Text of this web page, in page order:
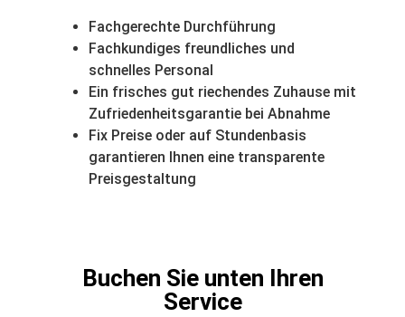
Fachgerechte Durchführung
Fachkundiges freundliches und
schnelles Personal
Ein frisches gut riechendes Zuhause mit
Zufriedenheitsgarantie bei Abnahme
Fix Preise oder auf Stundenbasis
garantieren Ihnen eine transparente
Preisgestaltung
Buchen Sie unten Ihren
Service